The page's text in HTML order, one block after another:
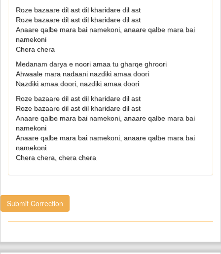
Roze bazaare dil ast dil kharidare dil ast
Roze bazaare dil ast dil kharidare dil ast
Anaare qalbe mara bai namekoni, anaare qalbe mara bai
namekoni
Chera chera
Medanam darya e noori amaa tu gharqe ghroori
Ahwaale mara nadaani nazdiki amaa doori
Nazdiki amaa doori, nazdiki amaa doori
Roze bazaare dil ast dil kharidare dil ast
Roze bazaare dil ast dil kharidare dil ast
Anaare qalbe mara bai namekoni, anaare qalbe mara bai
namekoni
Anaare qalbe mara bai namekoni, anaare qalbe mara bai
namekoni
Chera chera, chera chera
Submit Correction